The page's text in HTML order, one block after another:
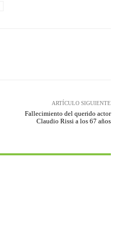
ARTÍCULO SIGUIENTE
Fallecimiento del querido actor
Claudio Rissi a los 67 años